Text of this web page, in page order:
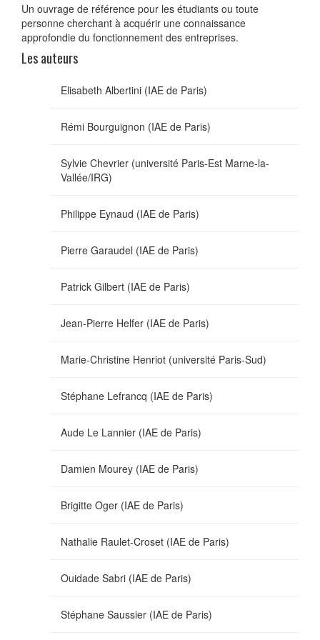
Un ouvrage de référence pour les étudiants ou toute
personne cherchant à acquérir une connaissance
approfondie du fonctionnement des entreprises.
Les auteurs
Elisabeth Albertini (IAE de Paris)
Rémi Bourguignon (IAE de Paris)
Sylvie Chevrier (université Paris-Est Marne-la-
Vallée/IRG)
Philippe Eynaud (IAE de Paris)
Pierre Garaudel (IAE de Paris)
Patrick Gilbert (IAE de Paris)
Jean-Pierre Helfer (IAE de Paris)
Marie-Christine Henriot (université Paris-Sud)
Stéphane Lefrancq (IAE de Paris)
Aude Le Lannier (IAE de Paris)
Damien Mourey (IAE de Paris)
Brigitte Oger (IAE de Paris)
Nathalie Raulet-Croset (IAE de Paris)
Ouidade Sabri (IAE de Paris)
Stéphane Saussier (IAE de Paris)